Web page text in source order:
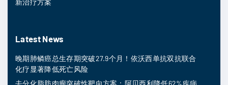
新治疗方案
Latest News
晚期肺鳞癌总生存期突破27.9个月！依沃西单抗双抗联合
化疗显著降低死亡风险
去分化脂肪肉瘤突破性靶向方案：阿贝西利降低62%疾病